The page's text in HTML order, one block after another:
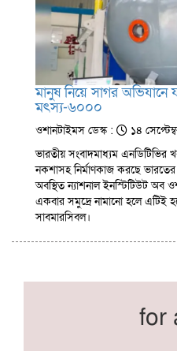
মানুষ নিয়ে সাগর অভিযানে
মৎস্য-৬০০০
ওশানটাইমস ডেস্ক :
১৪
ভারতীয় সংবাদমাধ্যম এনডিটিভির
নকশাসহ নির্মাণকাজ করছে ভারতের
অবস্থিত ন্যাশনাল ইনস্টিটিউট
একবার সমুদ্রে নামানো হলে এটিই
সাবমারসিবল।
for